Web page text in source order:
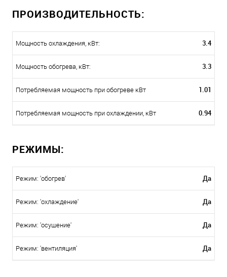
ПРОИЗВОДИТЕЛЬНОСТЬ:
Мощность охлаждения, кВт: 3.4
Мощность обогрева, кВт: 3.3
Потребляемая мощность при обогреве кВт 1.01
Потребляемая мощность при охлаждении, кВт 0.94
РЕЖИМЫ:
Режим: 'обогрев' Да
Режим: 'охлаждение' Да
Режим: 'осушение' Да
Режим: 'вентиляция' Да